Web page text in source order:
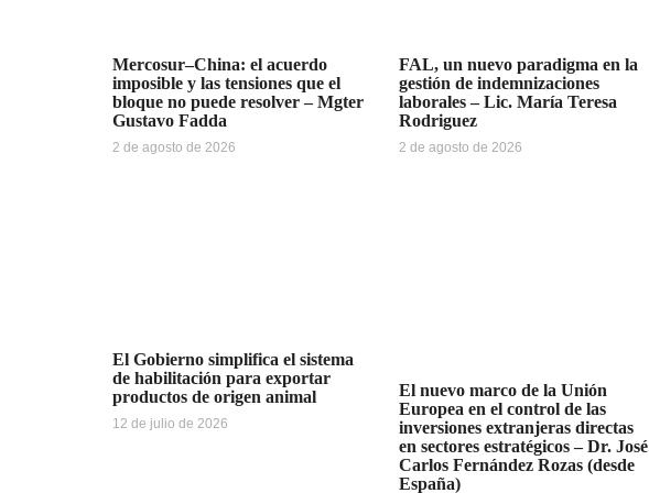
Mercosur–China: el acuerdo
imposible y las tensiones que el
bloque no puede resolver – Mgter
Gustavo Fadda
2 de agosto de 2026
FAL, un nuevo paradigma en la
gestión de indemnizaciones
laborales – Lic. María Teresa
Rodriguez
2 de agosto de 2026
El Gobierno simplifica el sistema
de habilitación para exportar
productos de origen animal
12 de julio de 2026
El nuevo marco de la Unión
Europea en el control de las
inversiones extranjeras directas
en sectores estratégicos – Dr. José
Carlos Fernández Rozas (desde
España)